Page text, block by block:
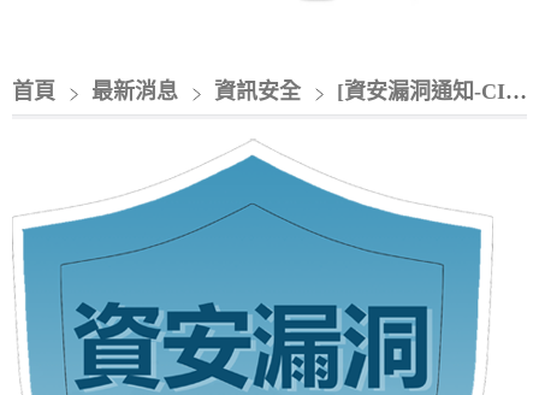
首頁 最新消息 資訊安全 [資安漏洞通知-CIO]_QNAP NAS 存在權限提升漏洞